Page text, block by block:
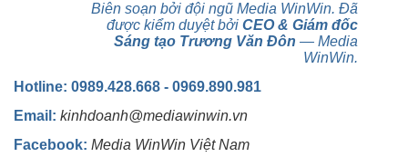
Biên soạn bởi đội ngũ Media WinWin. Đã
được kiểm duyệt bởi CEO & Giám đốc
Sáng tạo Trương Văn Đôn — Media
WinWin.
Hotline: 0989.428.668 - 0969.890.981
Email: kinhdoanh@mediawinwin.vn
Facebook: Media WinWin Việt Nam